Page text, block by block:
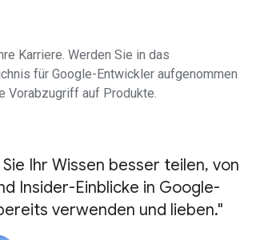
Karriere. Werden Sie in das
für Google-Entwickler aufgenommen
Vorabzugriff auf Produkte.
Ihr Wissen besser teilen, von
Insider-Einblicke in Google-
verwenden und lieben."